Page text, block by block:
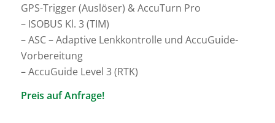
GPS-Trigger (Auslöser) & AccuTurn Pro
– ISOBUS Kl. 3 (TIM)
– ASC – Adaptive Lenkkontrolle und AccuGuide-
Vorbereitung
– AccuGuide Level 3 (RTK)
Preis auf Anfrage!